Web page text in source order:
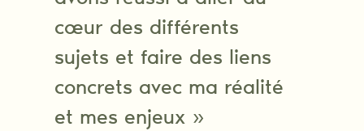
cœur des différents
sujets et faire des liens
concrets avec ma réalité
et mes enjeux »